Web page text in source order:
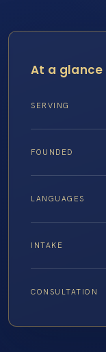
At a glance
SERVING
FOUNDED
LANGUAGES
INTAKE
CONSULTATION